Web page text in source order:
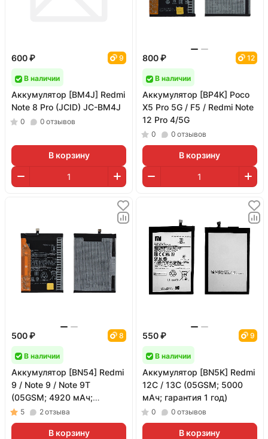
600 ₽ 9
В наличии
Аккумулятор [BM4J] Redmi
Note 8 Pro (JCID) JC-BM4J
0 0 отзывов
В корзину
800 ₽ 12
В наличии
Аккумулятор [BP4K] Poco
X5 Pro 5G / F5 / Redmi Note
12 Pro 4/5G
0 0 отзывов
В корзину
500 ₽ 8
В наличии
Аккумулятор [BN54] Redmi
9 / Note 9 / Note 9T
(05GSM; 4920 мАч;
гарантия 1 год)
5 2отзыва
В корзину
550 ₽ 9
В наличии
Аккумулятор [BN5K] Redmi
12C / 13C (05GSM; 5000
мАч; гарантия 1 год)
0 0 отзывов
В корзину